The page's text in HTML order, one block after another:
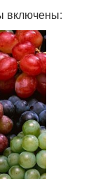
включены: